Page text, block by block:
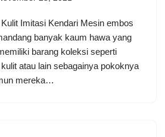
Imitasi Kendari Mesin embos
banyak kaum hawa yang
barang koleksi seperti
atau lain sebagainya pokoknya
mereka…